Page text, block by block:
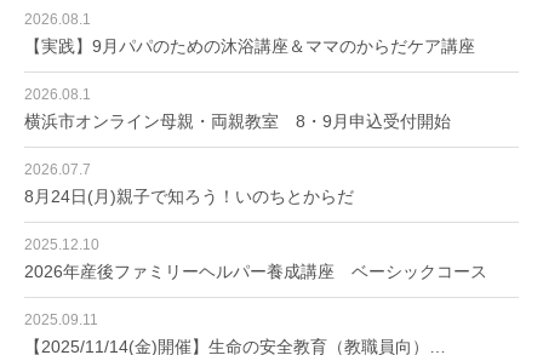
2026.08.1
【実践】9月パパのための沐浴講座＆ママのからだケア講座
2026.08.1
横浜市オンライン母親・両親教室 8・9月申込受付開始
2026.07.7
8月24日(月)親子で知ろう！いのちとからだ
2025.12.10
2026年産後ファミリーヘルパー養成講座 ベーシックコース
2025.09.11
【2025/11/14(金)開催】生命の安全教育（教職員向）…